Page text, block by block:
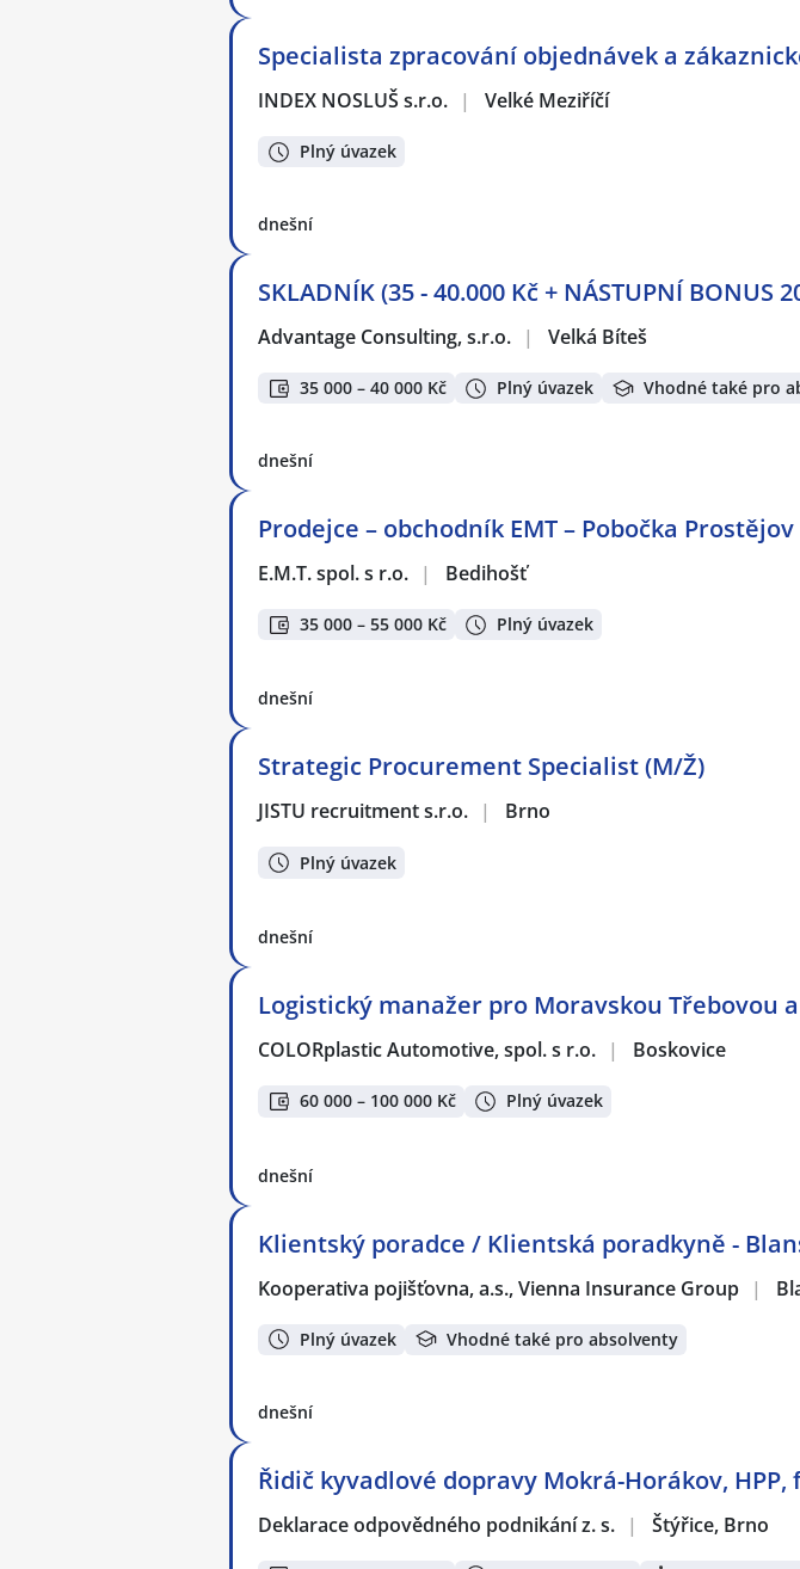
Specialista zpracování objednávek a
INDEX NOSLUŠ s.r.o. | Velké Meziříčí
Plný úvazek
dnešní
SKLADNÍK (35 - 40.000 Kč + NÁSTUPNÍ BONUS
Advantage Consulting, s.r.o. | Velká Bíteš
35 000 – 40 000 Kč Plný úvazek Vhodné také pro
dnešní
Prodejce – obchodník EMT – Pobočka Prostějov
E.M.T. spol. s r.o. | Bedihošť
35 000 – 55 000 Kč Plný úvazek
dnešní
Strategic Procurement Specialist (M/Ž)
JISTU recruitment s.r.o. | Brno
Plný úvazek
dnešní
Logistický manažer pro Moravskou Třebovou
COLORplastic Automotive, spol. s r.o. | Boskovice
60 000 – 100 000 Kč Plný úvazek
dnešní
Klientský poradce / Klientská poradkyně -
Kooperativa pojišťovna, a.s., Vienna Insurance Group |
Plný úvazek Vhodné také pro absolventy
dnešní
Řidič kyvadlové dopravy Mokrá-Horákov,
Deklarace odpovědného podnikání z. s. | Štýřice, Brno